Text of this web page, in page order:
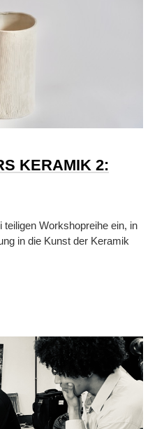
KERAMIK 2:
Workshopreihe ein, in
in die Kunst der Keramik